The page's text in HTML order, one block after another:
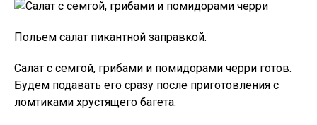
Польем салат пикантной заправкой.
Салат с семгой, грибами и помидорами черри готов.
Будем подавать его сразу после приготовления с
ломтиками хрустящего багета.